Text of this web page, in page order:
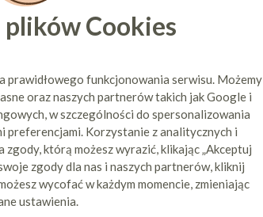
Cookies
prawidłowego funkcjonowania serwisu. Możemy
oraz naszych partnerów takich jak Google i
w szczególności do spersonalizowania
preferencjami. Korzystanie z analitycznych i
którą możesz wyrazić, klikając „Akceptuj
zgody dla nas i naszych partnerów, kliknij
wycofać w każdym momencie, zmieniając
ustawienia.